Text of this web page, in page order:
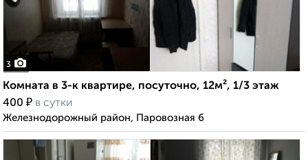
3
Комната в 3-к квартире, посуточно, 12м², 1/3 этаж
400 ₽ в сутки
Железнодорожный район, Паровозная 6